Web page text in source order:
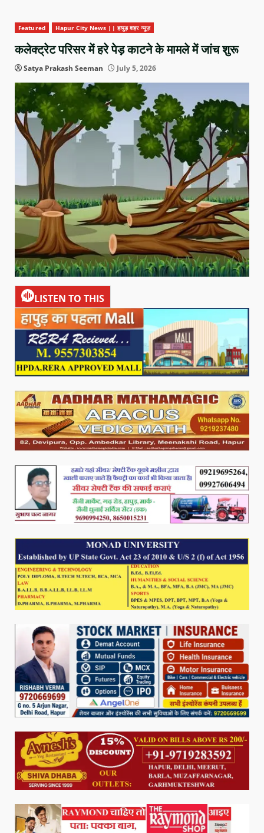
Featured Hapur City News || हापुड़ शहर न्यूज़
कलेक्ट्रेट परिसर में हरे पेड़ काटने के मामले में जांच शुरू
Satya Prakash Seeman July 5, 2026
LISTEN TO THIS